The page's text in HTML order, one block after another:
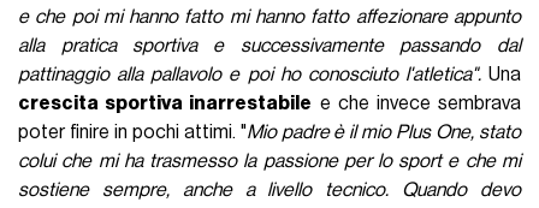
e che poi mi hanno fatto mi hanno fatto affezionare appunto
alla pratica sportiva e successivamente passando dal
pattinaggio alla pallavolo e poi ho conosciuto l'atletica".Una
crescita sportiva inarrestabile e che invece sembrava
poter finire in pochi attimi. "Mio padre è il mio Plus One, stato
colui che mi ha trasmesso la passione per lo sport e che mi
sostiene sempre, anche a livello tecnico. Quando devo